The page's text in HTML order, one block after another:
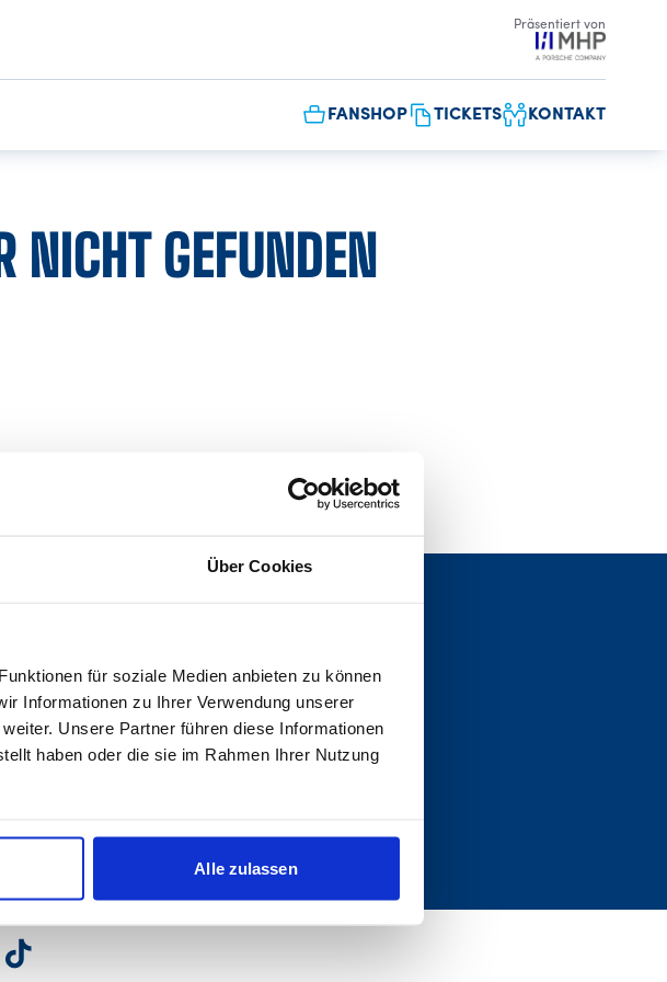
Über Cookies
für soziale Medien anbieten zu können
Informationen zu Ihrer Verwendung unserer
Unsere Partner führen diese Informationen
haben oder die sie im Rahmen Ihrer Nutzung
Alle zulassen
Präsentiert von
FANSHOP TICKETS KONTAKT
GEFUNDEN
Auswärtsspiele
für
Teams
Porsche Fussballschule
Kickers Kids Club
Camps
Ansprechpartner